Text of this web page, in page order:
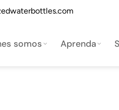
somos Aprenda